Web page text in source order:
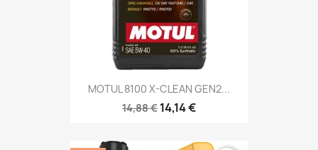
MOTUL 8100 X-CLEAN GEN2...
14,88 € 14,14 €